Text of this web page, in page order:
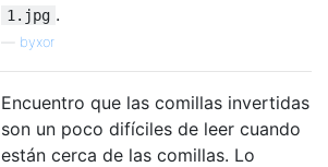
1.jpg .
byxor
Encuentro que las comillas invertidas
son un poco difíciles de leer cuando
están cerca de las comillas. Lo